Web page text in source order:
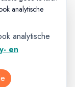
analytische
analytische
en